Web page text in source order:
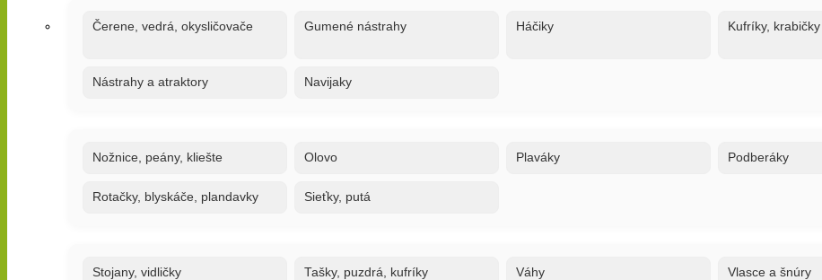
Čerene, vedrá, okysličovače Gumené nástrahy Háčiky Kufríky, krabičky
Nástrahy a atraktory Navijaky
Nožnice, peány, kliešte Olovo Plaváky Podberáky
Rotačky, blyskáče, plandavky Sieťky, putá
Stojany, vidličky Tašky, puzdrá, kufríky Váhy Vlasce a šnúry